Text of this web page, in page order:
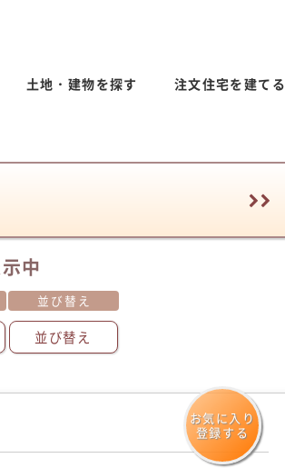
土地・建物を探す 注文住宅を建てる
中
並び替え
並び替え
お気に入り
登録する